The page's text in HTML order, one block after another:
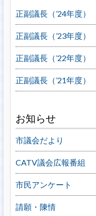
正副議長（’24年度）
正副議長（’23年度）
正副議長（’22年度）
正副議長（’21年度）
お知らせ
市議会だより
CATV議会広報番組
市民アンケート
請願・陳情